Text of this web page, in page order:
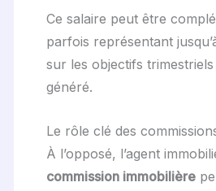
Ce salaire peut être
parfois représentant
sur les objectifs
généré.
Le rôle clé des
À l’opposé, l’agent
commission immobilière